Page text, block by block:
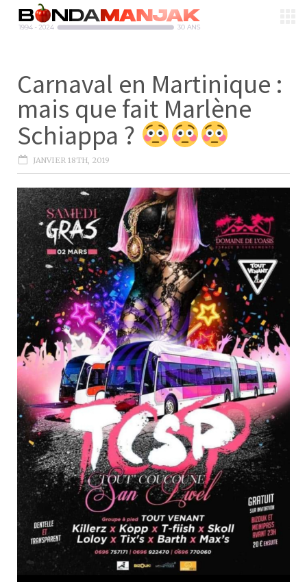
Carnaval en Martinique :
mais que fait Marlène
Schiappa ?
JANVIER 18TH, 2019